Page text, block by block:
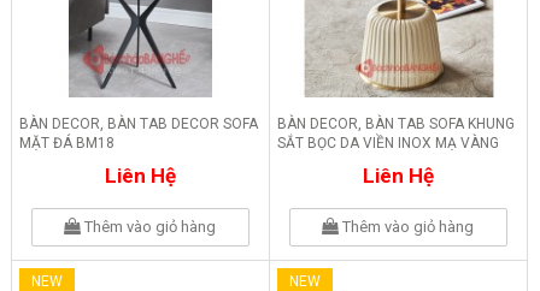
BÀN DECOR, BÀN TAB DECOR SOFA
MẶT ĐÁ BM18
Liên Hệ
Thêm vào giỏ hàng
BÀN DECOR, BÀN TAB SOFA KHUNG
SẮT BỌC DA VIỀN INOX MẠ VÀNG
Liên Hệ
Thêm vào giỏ hàng
NEW NEW